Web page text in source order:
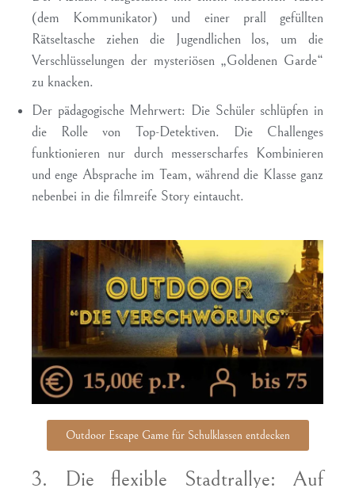
(dem Kommunikator) und einer prall gefüllten
Rätseltasche ziehen die Jugendlichen los, um die
Verschlüsselungen der mysteriösen „Goldenen Garde“
zu knacken.
Der pädagogische Mehrwert: Die Schüler schlüpfen in
die Rolle von Top-Detektiven. Die Challenges
funktionieren nur durch messerscharfes Kombinieren
und enge Absprache im Team, während die Klasse ganz
nebenbei in die filmreife Story eintaucht.
Outdoor Escape Game für Schulklassen entdecken
3. Die flexible Stadtrallye: Auf